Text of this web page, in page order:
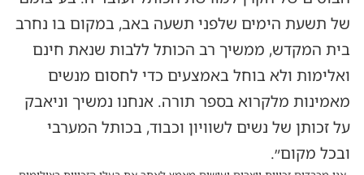
של תשעת הימים שלפני תשעה באב, במקום בו נחרב
בית המקדש, ממשיך רב הכותל ללבות שנאת חינם
ואלימות ולא בוחל באמצעים כדי לחסום מנשים
מאמינות מלקרוא בספר תורה. אנחנו נמשיך וניאבק
על זכותן של נשים לשוויון וכבוד, בכותל המערבי
ובכל מקום״.